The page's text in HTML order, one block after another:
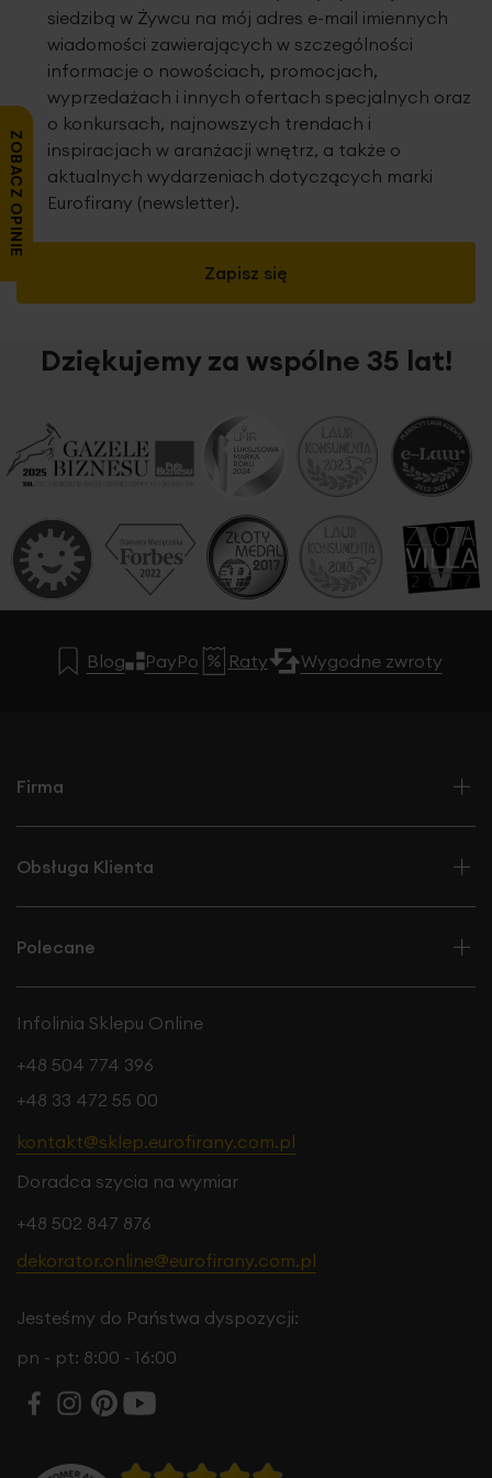
Zapisz się
siedzibą w Żywcu na mój adres e-mail imiennych
wiadomości zawierających w szczególności
informacje o nowościach, promocjach,
wyprzedażach i innych ofertach specjalnych oraz
o konkursach, najnowszych trendach i
inspiracjach w aranżacji wnętrz, a także o
aktualnych wydarzeniach dotyczących marki
Eurofirany (newsletter).
Dziękujemy za wspólne 35 lat!
Blog PayPo Raty Wygodne zwroty
Firma
Obsługa Klienta
Polecane
Infolinia Sklepu Online
+48 504 774 396
+48 33 472 55 00
kontakt@sklep.eurofirany.com.pl
Doradca szycia na wymiar
+48 502 847 876
dekorator.online@eurofirany.com.pl
Jesteśmy do Państwa dyspozycji:
pn - pt: 8:00 - 16:00
ZOBACZ OPINIE